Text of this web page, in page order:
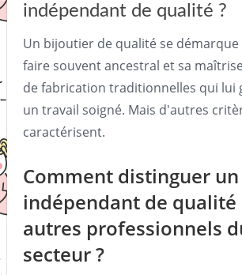
indépendant de qualité ?
Un bijoutier de qualité se
faire souvent ancestral et sa
de fabrication traditionnelles qui lui
un travail soigné. Mais d'autres
caractérisent.
Comment distinguer
indépendant de qualité
autres professionnels
secteur ?